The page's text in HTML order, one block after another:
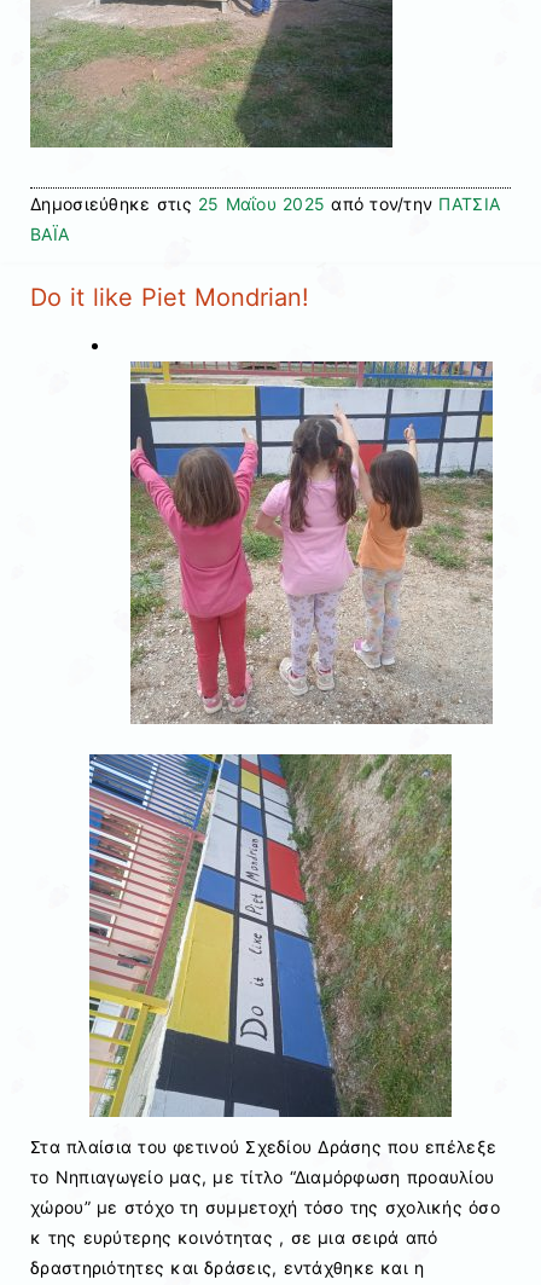
Δημοσιεύθηκε στις 25 Μαΐου 2025 από τον/την ΠΑΤΣΙΑ
ΒΑΪΑ
Do it like Piet Mondrian!
Στα πλαίσια του φετινού Σχεδίου Δράσης που επέλεξε
το Νηπιαγωγείο μας, με τίτλο “Διαμόρφωση προαυλίου
χώρου” με στόχο τη συμμετοχή τόσο της σχολικής όσο
κ της ευρύτερης κοινότητας , σε μια σειρά από
δραστηριότητες και δράσεις, εντάχθηκε και η